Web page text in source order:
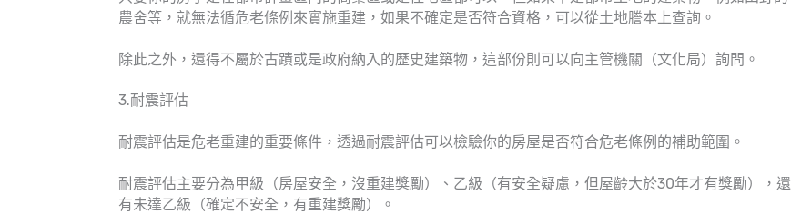
農舍等，就無法循危老條例來實施重建，如果不確定是否符合資格，可以從土地謄本上查詢。
除此之外，還得不屬於古蹟或是政府納入的歷史建築物，這部份則可以向主管機關（文化局）詢問。
3.耐震評估
耐震評估是危老重建的重要條件，透過耐震評估可以檢驗你的房屋是否符合危老條例的補助範圍。
耐震評估主要分為甲級（房屋安全，沒重建獎勵）、乙級（有安全疑慮，但屋齡大於30年才有獎勵），還
有未達乙級（確定不安全，有重建獎勵）。